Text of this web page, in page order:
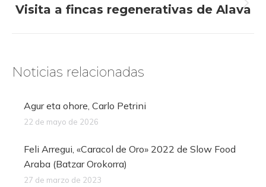
Publicación
Visita a fincas regenerativas de Alava
Noticias relacionadas
Agur eta ohore, Carlo Petrini
22 de mayo de 2026
Feli Arregui, «Caracol de Oro» 2022 de Slow Food
Araba (Batzar Orokorra)
27 de marzo de 2023